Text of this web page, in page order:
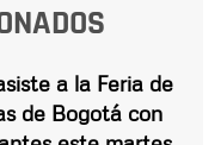
a la Feria de
de Bogotá con